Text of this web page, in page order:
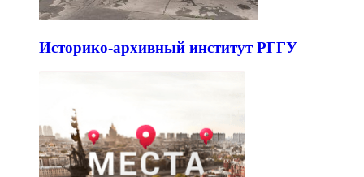
Историко-архивный институт РГГУ